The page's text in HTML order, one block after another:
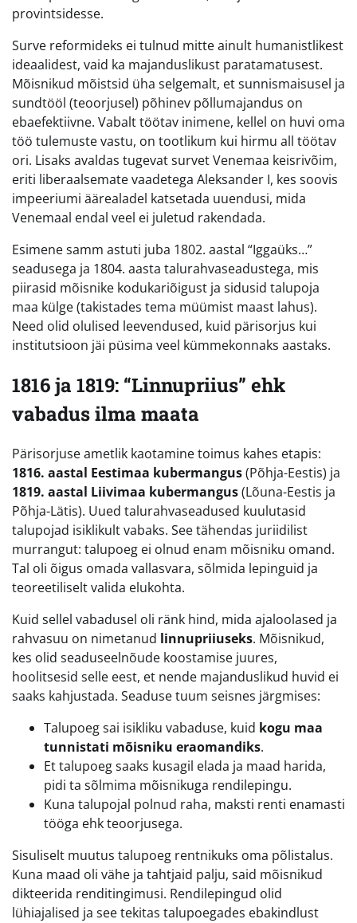
provintsidesse.
Surve reformideks ei tulnud mitte ainult humanistlikest
ideaalidest, vaid ka majanduslikust paratamatusest.
Mõisnikud mõistsid üha selgemalt, et sunnismaisusel ja
sundtööl (teoorjusel) põhinev põllumajandus on
ebaefektiivne. Vabalt töötav inimene, kellel on huvi oma
töö tulemuste vastu, on tootlikum kui hirmu all töötav
ori. Lisaks avaldas tugevat survet Venemaa keisrivõim,
eriti liberaalsemate vaadetega Aleksander I, kes soovis
impeeriumi äärealadel katsetada uuendusi, mida
Venemaal endal veel ei juletud rakendada.
Esimene samm astuti juba 1802. aastal “Iggaüks…”
seadusega ja 1804. aasta talurahvaseadustega, mis
piirasid mõisnike kodukariõigust ja sidusid talupoja
maa külge (takistades tema müümist maast lahus).
Need olid olulised leevendused, kuid pärisorjus kui
institutsioon jäi püsima veel kümmekonnaks aastaks.
1816 ja 1819: “Linnupriius” ehk
vabadus ilma maata
Pärisorjuse ametlik kaotamine toimus kahes etapis:
1816. aastal Eestimaa kubermangus(Põhja-Eestis) ja
1819. aastal Liivimaa kubermangus(Lõuna-Eestis ja
Põhja-Lätis). Uued talurahvaseadused kuulutasid
talupojad isiklikult vabaks. See tähendas juriidilist
murrangut: talupoeg ei olnud enam mõisniku omand.
Tal oli õigus omada vallasvara, sõlmida lepinguid ja
teoreetiliselt valida elukohta.
Kuid sellel vabadusel oli ränk hind, mida ajaloolased ja
rahvasuu on nimetanud linnupriiuseks. Mõisnikud,
kes olid seaduseelnõude koostamise juures,
hoolitsesid selle eest, et nende majanduslikud huvid ei
saaks kahjustada. Seaduse tuum seisnes järgmises:
Talupoeg sai isikliku vabaduse, kuid kogu maa
tunnistati mõisniku eraomandiks.
Et talupoeg saaks kusagil elada ja maad harida,
pidi ta sõlmima mõisnikuga rendilepingu.
Kuna talupojal polnud raha, maksti renti enamasti
tööga ehk teoorjusega.
Sisuliselt muutus talupoeg rentnikuks oma põlistalus.
Kuna maad oli vähe ja tahtjaid palju, said mõisnikud
dikteerida renditingimusi. Rendilepingud olid
lühiajalised ja see tekitas talupoegades ebakindlust